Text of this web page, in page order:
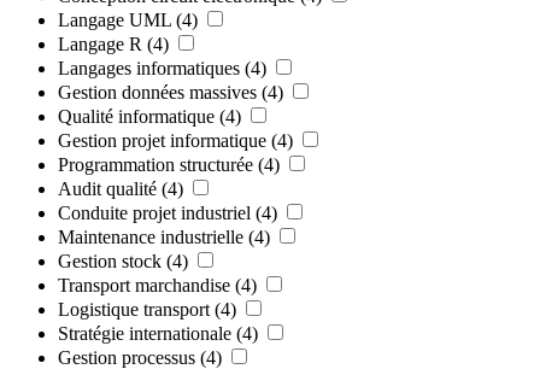
Langage UML (4)
Langage R (4)
Langages informatiques (4)
Gestion données massives (4)
Qualité informatique (4)
Gestion projet informatique (4)
Programmation structurée (4)
Audit qualité (4)
Conduite projet industriel (4)
Maintenance industrielle (4)
Gestion stock (4)
Transport marchandise (4)
Logistique transport (4)
Stratégie internationale (4)
Gestion processus (4)